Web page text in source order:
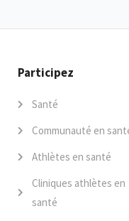
Participez
Santé
Communauté en
Athlètes en santé
Cliniques athlètes en
santé